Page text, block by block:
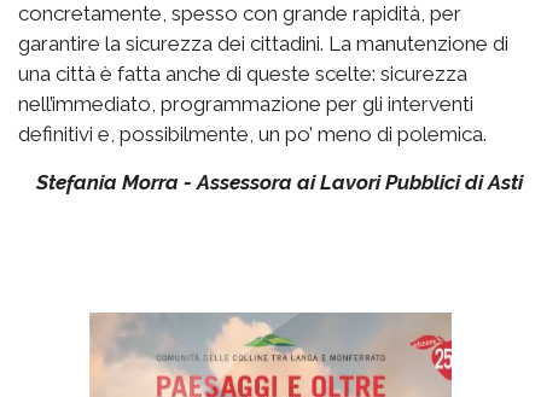
concretamente, spesso con grande rapidità, per
garantire la sicurezza dei cittadini. La manutenzione di
una città è fatta anche di queste scelte: sicurezza
nell’immediato, programmazione per gli interventi
definitivi e, possibilmente, un po’ meno di polemica.
Stefania Morra - Assessora ai Lavori Pubblici di Asti